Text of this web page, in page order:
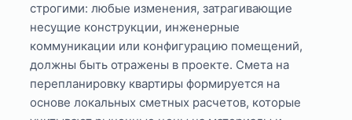
строгими: любые изменения, затрагивающие
несущие конструкции, инженерные
коммуникации или конфигурацию помещений,
должны быть отражены в проекте. Смета на
перепланировку квартиры формируется на
основе локальных сметных расчетов, которые